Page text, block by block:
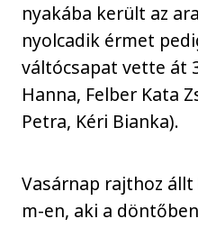
nyakába került az
nyolcadik érmet
váltócsapat vette át
Hanna, Felber Kata
Petra, Kéri Bianka).
Vasárnap rajthoz
m-en, aki a